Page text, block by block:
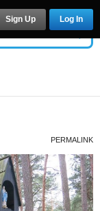
Log In
Sign Up
PERMALINK